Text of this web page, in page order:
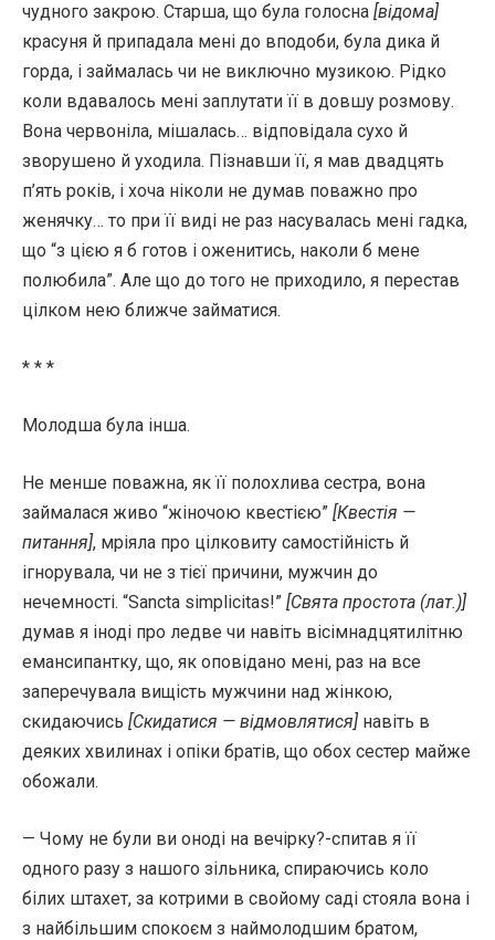
чудного закрою. Старша, що була голосна [відома]
красуня й припадала мені до вподоби, була дика й
горда, і займалась чи не виключно музикою. Рідко
коли вдавалось мені заплутати її в довшу розмову.
Вона червоніла, мішалась… відповідала сухо й
зворушено й уходила. Пізнавши її, я мав двадцять
п’ять років, і хоча ніколи не думав поважно про
женячку… то при її виді не раз насувалась мені гадка,
що “з цією я б готов і оженитись, наколи б мене
полюбила”. Але що до того не приходило, я перестав
цілком нею ближче займатися.
* * *
Молодша була інша.
Не менше поважна, як її полохлива сестра, вона
займалася живо “жіночою квестією” [Квестія —
питання], мріяла про цілковиту самостійність й
ігнорувала, чи не з тієї причини, мужчин до
нечемності. “Sancta simplicitas!” [Свята простота (лат.)]
думав я іноді про ледве чи навіть вісімнадцятилітню
емансипантку, що, як оповідано мені, раз на все
заперечувала вищість мужчини над жінкою,
скидаючись [Скидатися — відмовлятися] навіть в
деяких хвилинах і опіки братів, що обох сестер майже
обожали.
— Чому не були ви оноді на вечірку?-спитав я її
одного разу з нашого зільника, спираючись коло
білих штахет, за котрими в свойому саді стояла вона і
з найбільшим спокоєм з наймолодшим братом,